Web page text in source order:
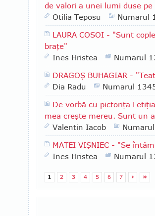
de valori a unei lumi duse pe
Otilia Teposu
Numarul
LAURA COSOI - "Sunt
braţe"
Ines Hristea
Numarul
DRAGOŞ BUHAGIAR -
Dia Radu
Numarul
De vorbă cu pictoriţa
mea creşte mereu. Sunt un
Valentin Iacob
MATEI VIŞNIEC - "Se
Ines Hristea
Numarul
1 2 3 4 5 6 7 › »